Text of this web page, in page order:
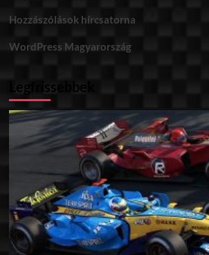
Hozzászólások hírcsatorna
WordPress Magyarország
Legfrissebbek